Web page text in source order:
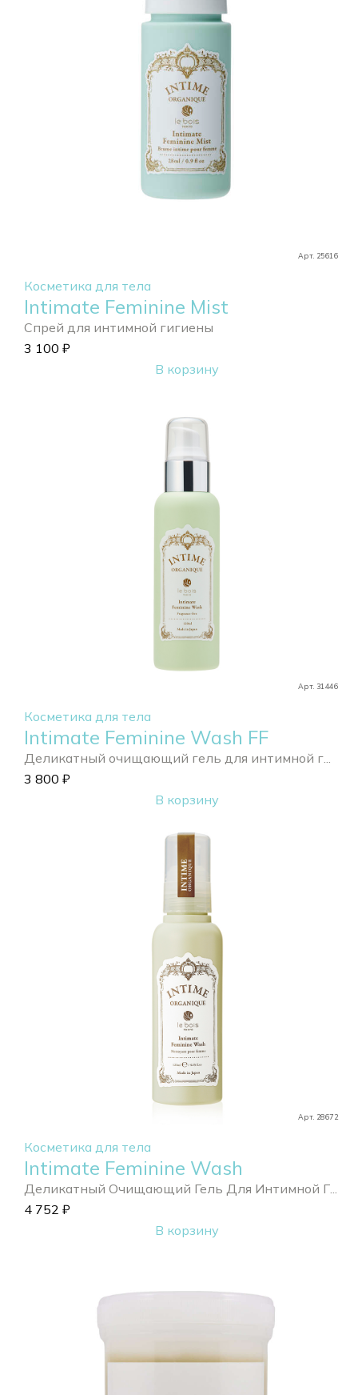
Арт. 25616
Косметика для тела
Intimate Feminine Mist
Спрей для интимной гигиены
3 100 ₽
В корзину
Арт. 31446
Косметика для тела
Intimate Feminine Wash FF
Деликатный очищающий гель для интимной г...
3 800 ₽
В корзину
Арт. 28672
Косметика для тела
Intimate Feminine Wash
Деликатный Очищающий Гель Для Интимной Г...
4 752 ₽
В корзину